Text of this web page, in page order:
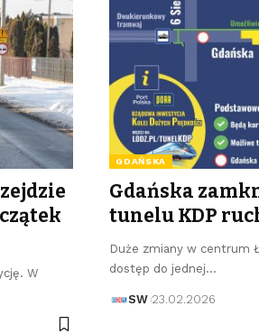
W
GDAŃSKA
Gdańska
tunelu KDP
Duże zmiany w centrum
dostęp do jednej…
SW 23.02.2026